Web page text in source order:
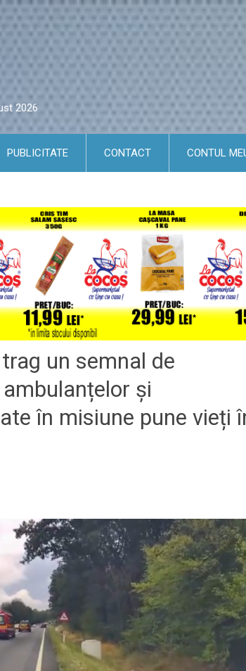
2026
PUBLICITATE CONTACT CONTUL
un semnal de
și
în misiune pune vieți